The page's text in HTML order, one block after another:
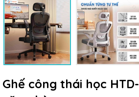
Ghế công thái học